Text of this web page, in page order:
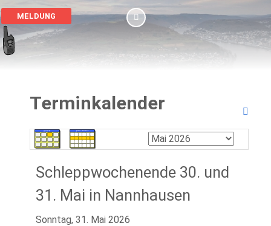
MELDUNG
Terminkalender
Schleppwochenende 30. und
31. Mai in Nannhausen
Sonntag, 31. Mai 2026